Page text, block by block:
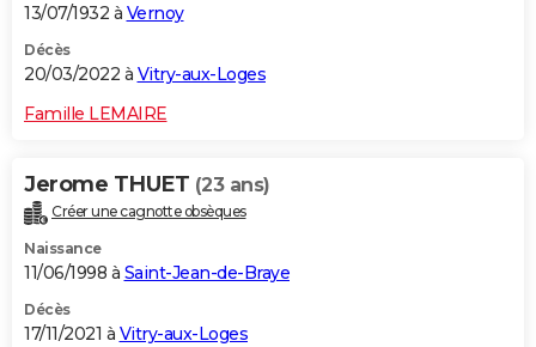
13/07/1932 à Vernoy
Décès
20/03/2022 à Vitry-aux-Loges
Famille LEMAIRE
Jerome THUET (23 ans)
Créer une cagnotte obsèques
Naissance
11/06/1998 à Saint-Jean-de-Braye
Décès
17/11/2021 à Vitry-aux-Loges